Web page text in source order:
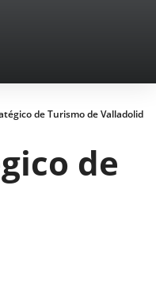
de Turismo de Valladolid
de